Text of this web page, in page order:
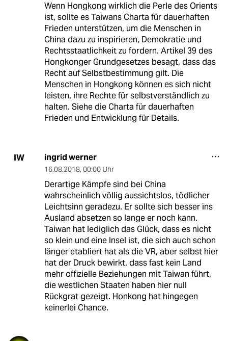
Wenn Hongkong wirklich die Perle des Orients
ist, sollte es Taiwans Charta für dauerhaften
Frieden unterstützen, um die Menschen in
China dazu zu inspirieren, Demokratie und
Rechtsstaatlichkeit zu fordern. Artikel 39 des
Hongkonger Grundgesetzes besagt, dass das
Recht auf Selbstbestimmung gilt. Die
Menschen in Hongkong können es sich nicht
leisten, ihre Rechte für selbstverständlich zu
halten. Siehe die Charta für dauerhaften
Frieden und Entwicklung für Details.
IW ingrid werner
16.08.2018, 00:00 Uhr
Derartige Kämpfe sind bei China
wahrscheinlich völlig aussichtslos, tödlicher
Leichtsinn geradezu. Er sollte sich besser ins
Ausland absetzen so lange er noch kann.
Taiwan hat lediglich das Glück, dass es nicht
so klein und eine Insel ist, die sich auch schon
länger etabliert hat als die VR, aber selbst hier
hat der Druck bewirkt, dass fast kein Land
mehr offizielle Beziehungen mit Taiwan führt,
die westlichen Staaten haben hier null
Rückgrat gezeigt. Honkong hat hingegen
keinerlei Chance.